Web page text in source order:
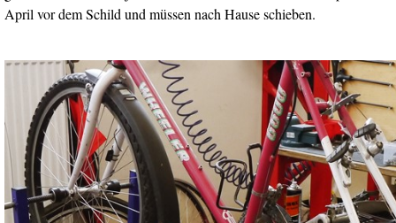
April vor dem Schild und müssen nach Hause schieben.